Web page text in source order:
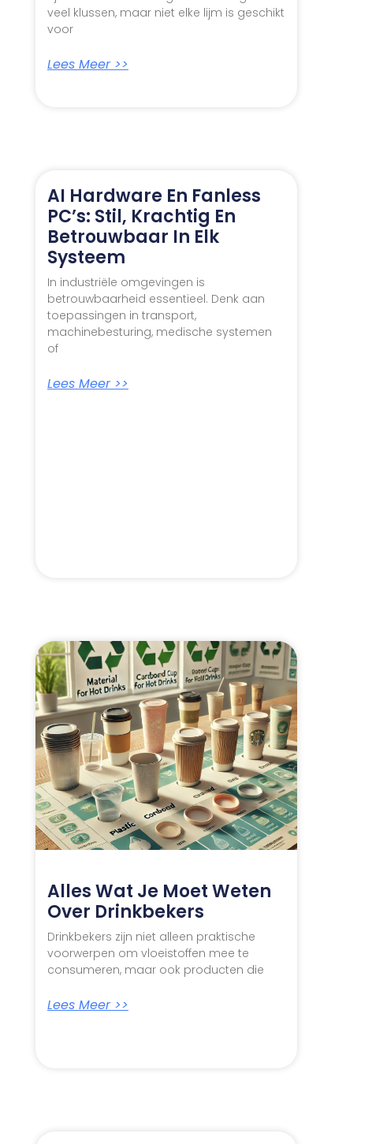
veel klussen, maar niet elke lijm is geschikt
voor
Lees Meer >>
AI Hardware En Fanless
PC’s: Stil, Krachtig En
Betrouwbaar In Elk
Systeem
In industriële omgevingen is
betrouwbaarheid essentieel. Denk aan
toepassingen in transport,
machinebesturing, medische systemen
of
Lees Meer >>
Alles Wat Je Moet Weten
Over Drinkbekers
Drinkbekers zijn niet alleen praktische
voorwerpen om vloeistoffen mee te
consumeren, maar ook producten die
Lees Meer >>